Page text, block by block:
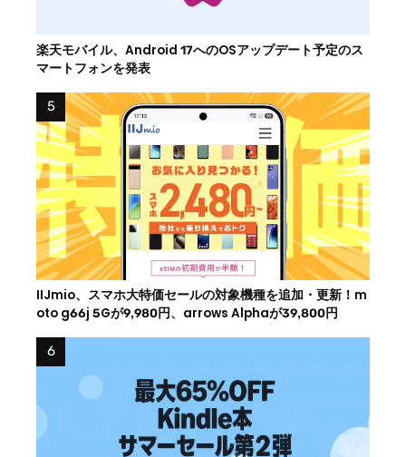
楽天モバイル、Android 17へのOSアップデート予定のス
マートフォンを発表
IIJmio、スマホ大特価セールの対象機種を追加・更新！m
oto g66j 5Gが9,980円、arrows Alphaが39,800円